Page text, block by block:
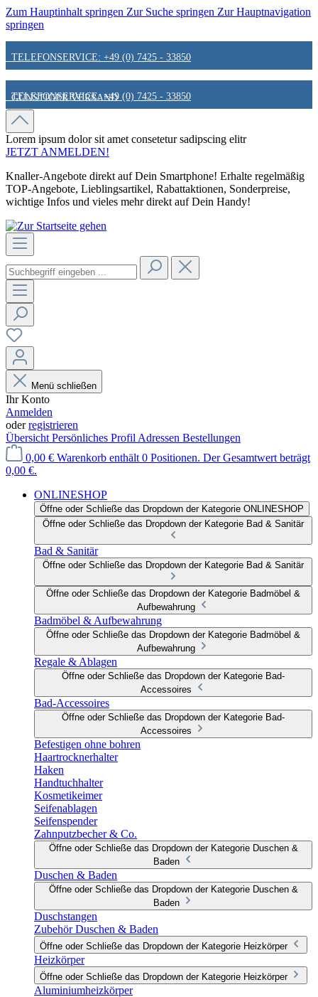
Zum Hauptinhalt springen Zur Suche springen Zur Hauptnavigation
springen
TELEFONSERVICE: +49 (0) 7425 - 33850
GÜNSTIGER VERSAND
FAIR & KUNDENORIENTIERT
HINWEIS ZU STATIONÄREN PREISEN
TELEFONSERVICE: +49 (0) 7425 - 33850
GÜNSTIGER VERSAND
FAIR & KUNDENORIENTIERT
HINWEIS ZU STATIONÄREN PREISEN
Lorem ipsum dolor sit amet consetetur sadipscing elitr
JETZT ANMELDEN!
Knaller-Angebote direkt auf Dein Smartphone! Erhalte regelmäßig
TOP-Angebote, Lieblingsartikel, Rabattaktionen, Sonderpreise,
wichtige Infos und vieles mehr direkt auf Dein Handy!
Menü schließen
Ihr Konto
Anmelden
oderregistrieren
Übersicht Persönliches Profil Adressen Bestellungen
0,00 € Warenkorb enthält 0 Positionen. Der Gesamtwert beträgt
0,00 €.
ONLINESHOP
Öffne oder Schließe das Dropdown der Kategorie ONLINESHOP
Öffne oder Schließe das Dropdown der Kategorie Bad & Sanitär
Bad & Sanitär
Öffne oder Schließe das Dropdown der Kategorie Bad & Sanitär
Öffne oder Schließe das Dropdown der Kategorie Badmöbel &
Aufbewahrung
Badmöbel & Aufbewahrung
Öffne oder Schließe das Dropdown der Kategorie Badmöbel &
Aufbewahrung
Regale & Ablagen
Öffne oder Schließe das Dropdown der Kategorie Bad-
Accessoires
Bad-Accessoires
Öffne oder Schließe das Dropdown der Kategorie Bad-
Accessoires
Befestigen ohne bohren
Haartrocknerhalter
Haken
Handtuchhalter
Kosmetikeimer
Seifenablagen
Seifenspender
Zahnputzbecher & Co.
Öffne oder Schließe das Dropdown der Kategorie Duschen &
Baden
Duschen & Baden
Öffne oder Schließe das Dropdown der Kategorie Duschen &
Baden
Duschstangen
Zubehör Duschen & Baden
Öffne oder Schließe das Dropdown der Kategorie Heizkörper
Heizkörper
Öffne oder Schließe das Dropdown der Kategorie Heizkörper
Aluminiumheizkörper